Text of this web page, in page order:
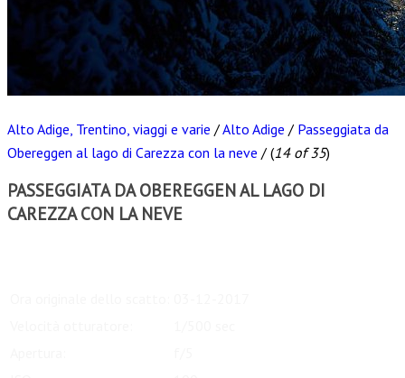
Alto Adige, Trentino, viaggi e varie /Alto Adige / Passeggiata da
Obereggen al lago di Carezza con la neve / (14 of 35)
PASSEGGIATA DA OBEREGGEN AL LAGO DI
CAREZZA CON LA NEVE